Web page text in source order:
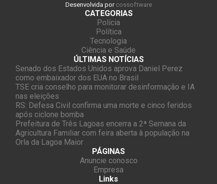
Desenvolvida por cossoftware
CATEGORIAS
Polícia
Política
Tecnologia
Ciência e Saúde
ÚLTIMAS NOTÍCIAS
Senado dos Estados Unidos aprova Daniel Perez
como embaixador dos EUA no Brasil
TSE cria conselho para monitorar desinformação e IA
nas eleições
RS: Defesa Civil confirma uma morte e cinco feridos
após ciclone bomba
Prefeitura de Três Lagoas encerra a 2ª Semana da
Agricultura Familiar com feira aberta à população na
Orla da Lagoa Maior
PÁGINAS
Anuncie conosco
Empresa
Links